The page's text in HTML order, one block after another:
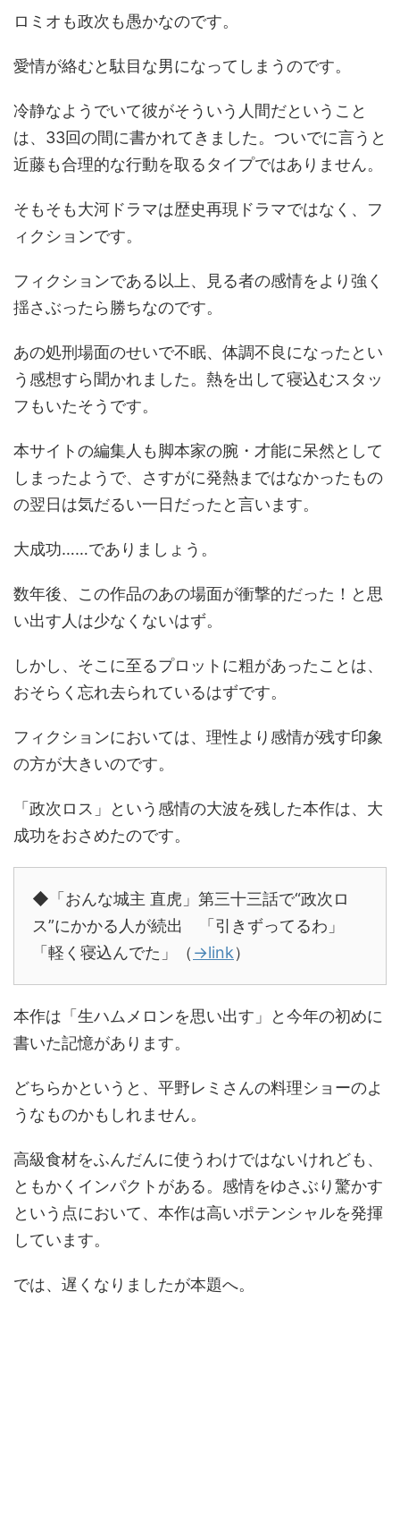
ロミオも政次も愚かなのです。
愛情が絡むと駄目な男になってしまうのです。
冷静なようでいて彼がそういう人間だということ
は、33回の間に書かれてきました。ついでに言うと
近藤も合理的な行動を取るタイプではありません。
そもそも大河ドラマは歴史再現ドラマではなく、フ
ィクションです。
フィクションである以上、見る者の感情をより強く
揺さぶったら勝ちなのです。
あの処刑場面のせいで不眠、体調不良になったとい
う感想すら聞かれました。熱を出して寝込むスタッ
フもいたそうです。
本サイトの編集人も脚本家の腕・才能に呆然として
しまったようで、さすがに発熱まではなかったもの
の翌日は気だるい一日だったと言います。
大成功……でありましょう。
数年後、この作品のあの場面が衝撃的だった！と思
い出す人は少なくないはず。
しかし、そこに至るプロットに粗があったことは、
おそらく忘れ去られているはずです。
フィクションにおいては、理性より感情が残す印象
の方が大きいのです。
「政次ロス」という感情の大波を残した本作は、大
成功をおさめたのです。
◆「おんな城主 直虎」第三十三話で“政次ロ
ス”にかかる人が続出 「引きずってるわ」
「軽く寝込んでた」（ →link）
本作は「生ハムメロンを思い出す」と今年の初めに
書いた記憶があります。
どちらかというと、平野レミさんの料理ショーのよ
うなものかもしれません。
高級食材をふんだんに使うわけではないけれども、
ともかくインパクトがある。感情をゆさぶり驚かす
という点において、本作は高いポテンシャルを発揮
しています。
では、遅くなりましたが本題へ。